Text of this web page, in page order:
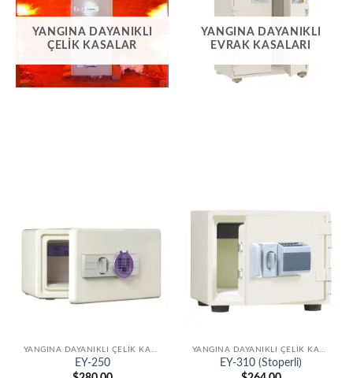
YANGINA DAYANIKLI
ÇELIK KASALAR
YANGINA DAYANIKLI
EVRAK KASALARI
EY-250
EY-310 (Stoperli)